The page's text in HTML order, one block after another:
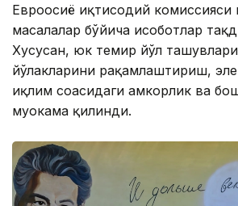
Евроосиё иқтисодий комиссияси
масалалар бўйича ҳисоботлар
Хусусан, юк темир йўл
йўлакларини рақамлаштириш,
иқлим соҳасидаги ҳамкорлик ва
муҳокама қилинди.